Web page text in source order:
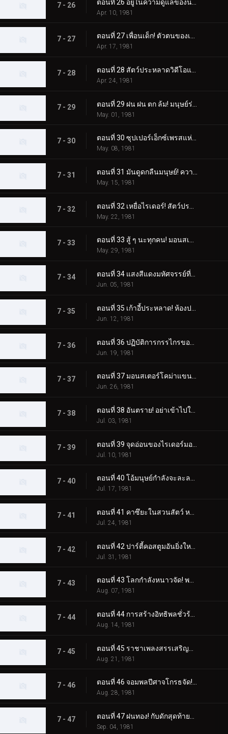
7 - 26
Apr. 10, 1981
7 - 27 ตอนที่ 27 เพื่อนเด็ก! ตัวตนของเด็ก X
Apr. 17, 1981
7 - 28
Apr. 24, 1981
7 - 29
May. 01, 1981
7 - 30 ตอนที่ 30 ซุปเปอร์เอ็กซ์เพรสแห่งความชั่วร้าย! โรลเลอร์สเก็ต มอนสเตอร์
May. 08, 1981
7 - 31
May. 15, 1981
7 - 32
May. 22, 1981
7 - 33 ตอนที่ 33 สู้ ๆ นะทุกคน! มอนสเตอร์ RC ที่น่ากลัว
May. 29, 1981
7 - 34
Jun. 05, 1981
7 - 35
Jun. 12, 1981
7 - 36
Jun. 19, 1981
7 - 37 ตอนที่ 37 มอนสเตอร์โคม่าแขนใหญ่! เดธแมตช์ที่ประภาคาร!!
Jun. 26, 1981
7 - 38
Jul. 03, 1981
7 - 39
Jul. 10, 1981
7 - 40 ตอนที่ 40 โอ้มนุษย์กำลังจะละลาย! สบู่มอนสเตอร์ปรากฏตัว
Jul. 17, 1981
7 - 41
Jul. 24, 1981
7 - 42
Jul. 31, 1981
7 - 43 ตอนที่ 43 โลกกำลังหนาวจัด! พลังของมอนสเตอร์พัดลมไฟฟ้า!
Aug. 07, 1981
7 - 44
Aug. 14, 1981
7 - 45
Aug. 21, 1981
7 - 46 ตอนที่ 46 จอมพลปีศาจโกรธจัด! แปลงร่าง วิล-โอ-เดอะ-วิสป์! เจ้าหญิง!!
Aug. 28, 1981
7 - 47
Sep. 04, 1981